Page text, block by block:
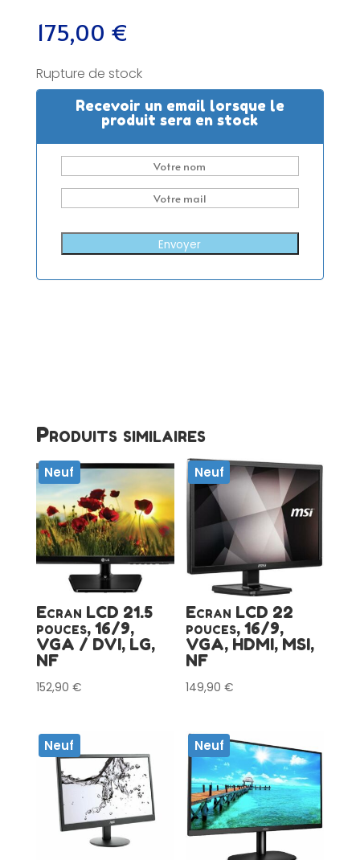
175,00 €
Rupture de stock
Recevoir un email lorsque le
produit sera en stock
Envoyer
Produits similaires
Neuf
Ecran LCD 21.5
pouces, 16/9,
VGA / DVI, LG,
NF
152,90 €
Neuf
Ecran LCD 22
pouces, 16/9,
VGA, HDMI, MSI,
NF
149,90€
Neuf Neuf